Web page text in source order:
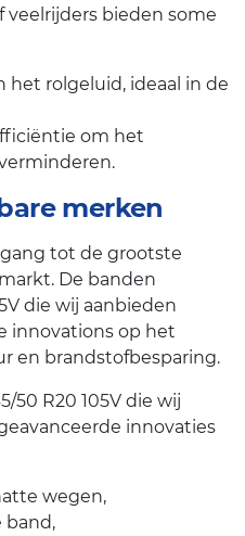
veelrijders bieden some
het rolgeluid, ideaal in de
om het
merken
tot de grootste
De banden
die wij aanbieden
innovations op het
en brandstofbesparing.
50 R20 105V die wij
innovaties
wegen,
band,